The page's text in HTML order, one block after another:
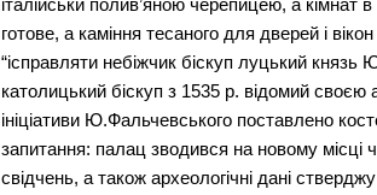
iталiйськи полив’яною черепицею, а кiмнат
готове, а камiння тесаного для дверей i
“iсправляти небiжчик бiскуп луцький князь
католицький бiскуп з 1535 р. вiдомий
iнiцiативи Ю.Фальчевського поставлено
запитання: палац зводився на новому мiсцi
свiдчень, а також археологiчнi данi